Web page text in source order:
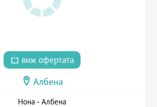
виж офертата
Албена
Нона - Албена